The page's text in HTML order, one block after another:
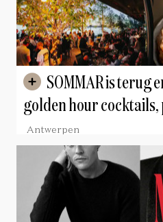
golden hour cocktails,
avonden aan de Schelde
Antwerpen